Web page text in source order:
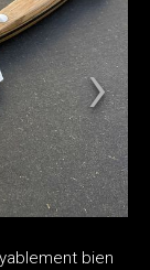
bien